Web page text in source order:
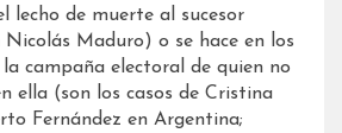
lecho de muerte al sucesor
Nicolás Maduro) o se hace en los
campaña electoral de quien no
ella (son los casos de Cristina
Fernández en Argentina;